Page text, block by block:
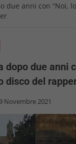
due anni con “Noi,
dopo due anni
disco del
Novembre 2021